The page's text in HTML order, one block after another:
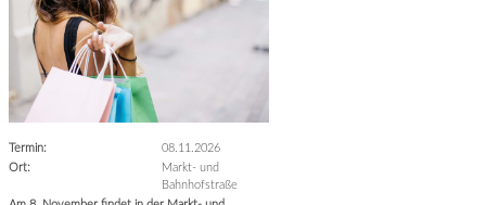
Termin:
08.11.2026
Ort:
Markt- und
Bahnhofstraße